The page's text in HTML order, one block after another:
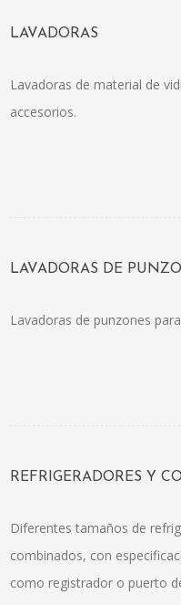
LAVADORAS
Lavadoras de material de
accesorios.
LAVADORAS DE
Lavadoras de punzones
REFRIGERADORES Y
Diferentes tamaños de
combinados, con
como registrador o puerto